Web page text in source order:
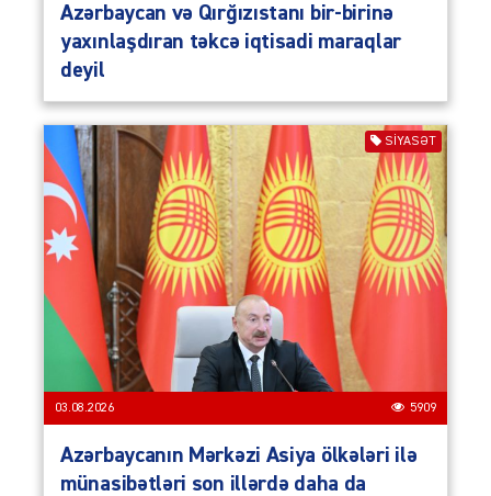
Azərbaycan və Qırğızıstanı bir-birinə
yaxınlaşdıran təkcə iqtisadi maraqlar
deyil
SIYASƏT
03.08.2026 5909
Azərbaycanın Mərkəzi Asiya ölkələri ilə
münasibətləri son illərdə daha da